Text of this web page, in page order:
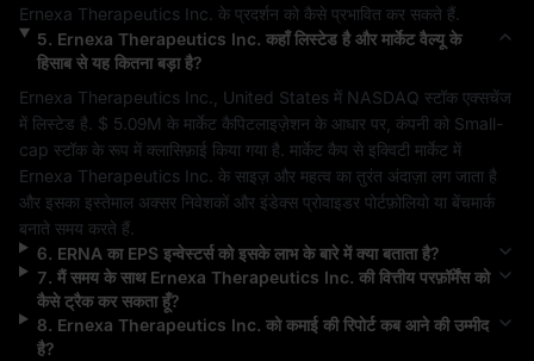
Ernexa Therapeutics Inc. के प्रदर्शन को कैसे प्रभावित कर सकते हैं.
5. Ernexa Therapeutics Inc. कहाँ लिस्टेड है और मार्केट वैल्यू के
हिसाब से यह कितना बड़ा है?
Ernexa Therapeutics Inc.
United States में NASDAQ स्टॉक एक्सचेंज
में लिस्टेड है. $ 5.09M के मार्केट कैपिटलाइज़ेशन के आधार पर, कंपनी को Small-
cap
Ernexa Therapeutics Inc. के साइज़ और महत्व का तुरंत अंदाज़ा लग जाता है
और इसका इस्तेमाल अक्सर निवेशकों और इंडेक्स प्रोवाइडर पोर्टफ़ोलियो या बेंचमार्क
बनाते समय करते हैं.
6. ERNA का EPS इन्वेस्टर्स को इसके लाभ के बारे में क्या बताता है?
7. मैं समय के साथ Ernexa Therapeutics Inc. की वित्तीय परफ़ॉर्मेंस को
कैसे ट्रैक कर सकता हूँ?
8. Ernexa Therapeutics Inc. को कमाई की रिपोर्ट कब आने की उम्मीद
है?